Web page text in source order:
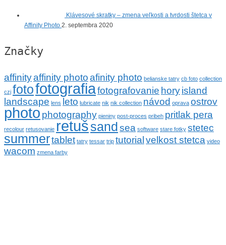
Klávesové skratky – zmena veľkosti a tvrdosti štetca v
Affinity Photo 2. septembra 2020
Značky
affinityaffinity photoafinity photo belianske tatry cb foto collection
czj fotofotografiafotografovanie horyisland
landscape lens leto lubricate nik nik collection návod oprava ostrov
photo photography pieniny post-proces pribeh pritlak pera
recolour retusovanie retušsandsea software stare fotky stetec
summertablet tatry tessar trip tutorialvelkost stetca video
wacom zmena farby